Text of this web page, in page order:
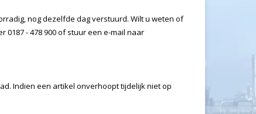
nog dezelfde dag verstuurd. Wilt u weten of
- 478 900 of stuur een e-mail naar
Indien een artikel onverhoopt tijdelijk niet op